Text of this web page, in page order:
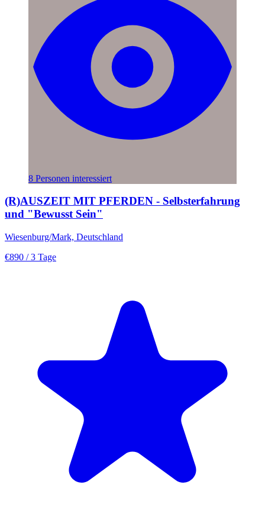
8 Personen interessiert
(R)AUSZEIT MIT PFERDEN - Selbsterfahrung
und "Bewusst Sein"
Wiesenburg/Mark, Deutschland
€890 / 3 Tage